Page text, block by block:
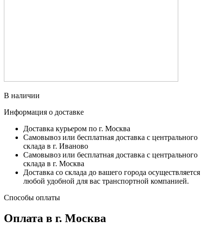
В наличии
Информация о доставке
Доставка курьером по г. Москва
Самовывоз или бесплатная доставка с центрального
склада в г. Иваново
Самовывоз или бесплатная доставка с центрального
склада в г. Москва
Доставка со склада до вашего города осуществляется
любой удобной для вас транспортной компанией.
Способы оплаты
Оплата в г. Москва